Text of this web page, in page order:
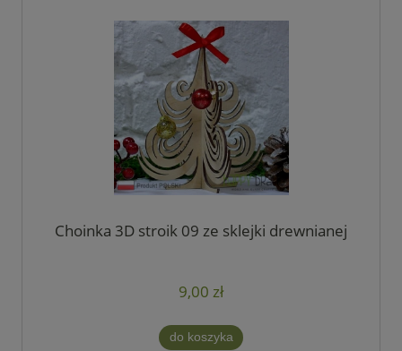
Choinka 3D stroik 09 ze sklejki drewnianej
9,00 zł
do koszyka